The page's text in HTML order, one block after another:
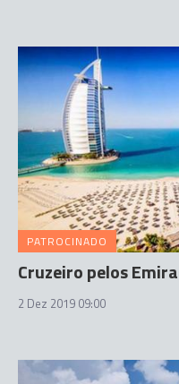
PATROCINADO
Cruzeiro pelos
2 Dez 2019 09:00